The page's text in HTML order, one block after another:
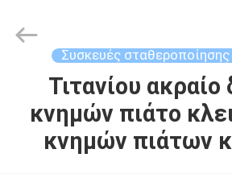
ΣΠΊΤΙ
ΠΡΟΪΌΝΤΑ
προμηθευτής.
Copyright
orthopedicsurgeryinstrument.com.
Συσκευές
Τιτανίου ακραίο
κνημών πιάτο
κνημών πιάτων